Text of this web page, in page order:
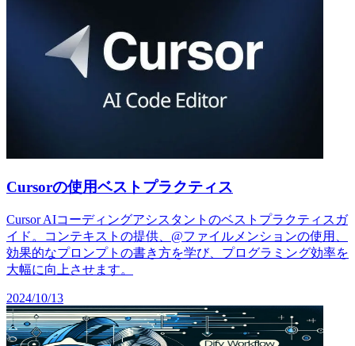
Cursorの使用ベストプラクティス
Cursor AIコーディングアシスタントのベストプラクティスガ
イド。コンテキストの提供、@ファイルメンションの使用、
効果的なプロンプトの書き方を学び、プログラミング効率を
大幅に向上させます。
2024/10/13